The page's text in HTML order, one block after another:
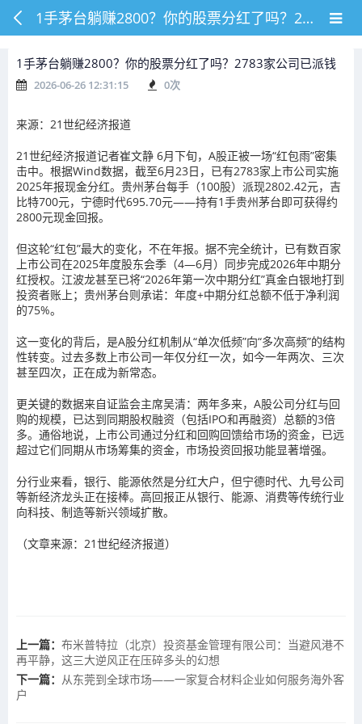
1手茅台躺赚2800？你的股票分红了吗？2783家公司已派钱
1手茅台躺赚2800？你的股票分红了吗？2783家公司已派钱
2026-06-26 12:31:15 0次
来源：21世纪经济报道
21世纪经济报道记者崔文静 6月下旬，A股正被一场“红包雨”密集
击中。根据Wind数据，截至6月23日，已有2783家上市公司实施
2025年报现金分红。贵州茅台每手（100股）派现2802.42元，吉
比特700元，宁德时代695.70元——持有1手贵州茅台即可获得约
2800元现金回报。
但这轮“红包”最大的变化，不在年报。据不完全统计，已有数百家
上市公司在2025年度股东会季（4—6月）同步完成2026年中期分
红授权。江波龙甚至已将“2026年第一次中期分红”真金白银地打到
投资者账上；贵州茅台则承诺：年度+中期分红总额不低于净利润
的75%。
这一变化的背后，是A股分红机制从“单次低频”向“多次高频”的结构
性转变。过去多数上市公司一年仅分红一次，如今一年两次、三次
甚至四次，正在成为新常态。
更关键的数据来自证监会主席吴清：两年多来，A股公司分红与回
购的规模，已达到同期股权融资（包括IPO和再融资）总额的3倍
多。通俗地说，上市公司通过分红和回购回馈给市场的资金，已远
超过它们同期从市场筹集的资金，市场投资回报功能显著增强。
分行业来看，银行、能源依然是分红大户，但宁德时代、九号公司
等新经济龙头正在接棒。高回报正从银行、能源、消费等传统行业
向科技、制造等新兴领域扩散。
（文章来源：21世纪经济报道）
上一篇： 布米普特拉（北京）投资基金管理有限公司：当避风港不
再平静，这三大逆风正在压碎多头的幻想
下一篇： 从东莞到全球市场——一家复合材料企业如何服务海外客
户